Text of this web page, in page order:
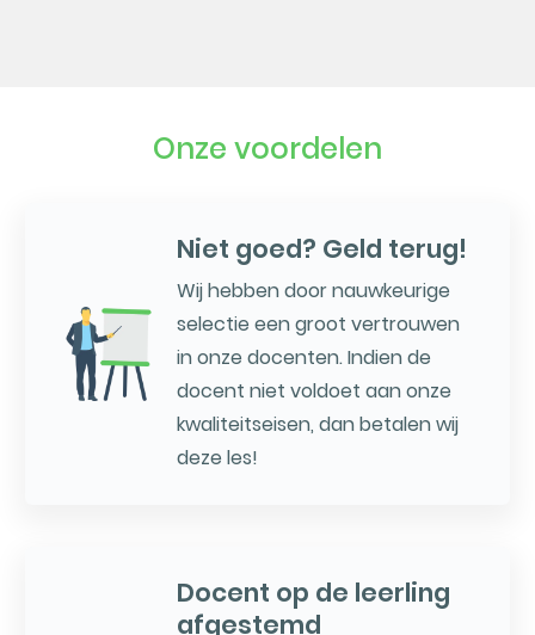
Onze voordelen
Niet goed? Geld terug!
Wij hebben door nauwkeurige
selectie een groot vertrouwen
in onze docenten. Indien de
docent niet voldoet aan onze
kwaliteitseisen, dan betalen wij
deze les!
Docent op de leerling
afgestemd